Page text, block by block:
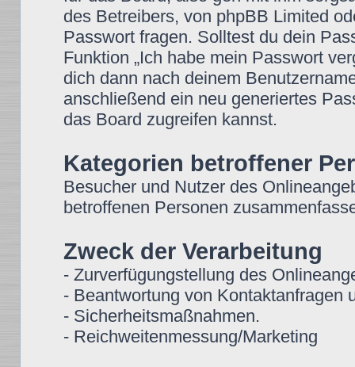
des Betreibers, von phpBB Limited
Passwort fragen. Solltest du dein
Funktion „Ich habe mein Passwort
dich dann nach deinem
anschließend ein neu generiertes
das Board zugreifen kannst.
Kategorien betroffener
Besucher und Nutzer des
betroffenen Personen
Zweck der Verarbeitung
- Zurverfügungstellung des
- Beantwortung von Kontaktanfragen
- Sicherheitsmaßnahmen.
- Reichweitenmessung/Marketing